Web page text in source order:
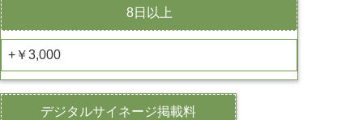
8日以上
+￥3,000
デジタルサイネージ掲載料